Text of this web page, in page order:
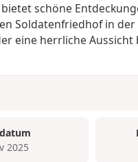
schöne
Soldatenfriedhof in der
eine herrliche Aussicht
2025